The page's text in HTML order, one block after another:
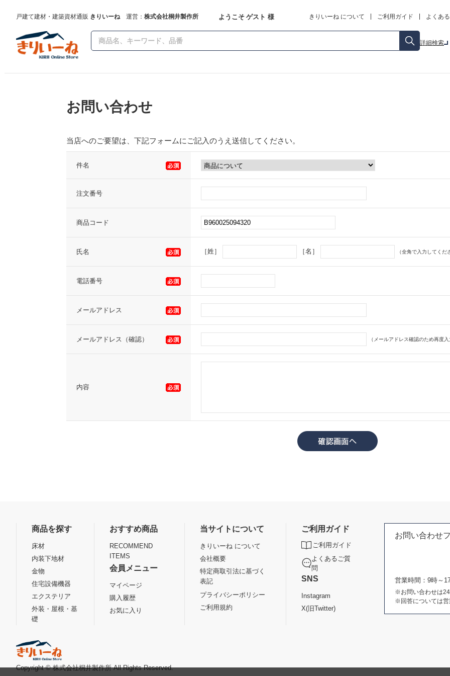
戸建て建材・建築資材通販 きりいーね運営： 株式会社桐井製作所 ようこそ ゲスト 様 きりいーね について ご利用ガイド よくあ
詳細検索
お問い合わせ
当店へのご要望は、下記フォームにご記入のうえ送信してください。
件名
注文番号
商品コード
氏名 ［姓］ ［名］ （全角で入力してくだ
電話番号
メールアドレス
メールアドレス（確認） （メールアドレス確認のため再度
内容
商品を探す
床材
内装下地材
金物
住宅設備機器
エクステリア
外装・屋根・基
礎
おすすめ商品
RECOMMEND
ITEMS
会員メニュー
マイページ
購入履歴
お気に入り
当サイトについて
きりいーね について
会社概要
特定商取引法に基づく
表記
プライバシーポリシー
ご利用規約
ご利用ガイド
ご利用ガイド
よくあるご質
問
SNS
Instagram
X(旧Twitter)
Copyright © 株式会社桐井製作所 All Rights Reserved.
お問い合わせ
営業時間：9時～
※お問い合わせは24
※回答については営